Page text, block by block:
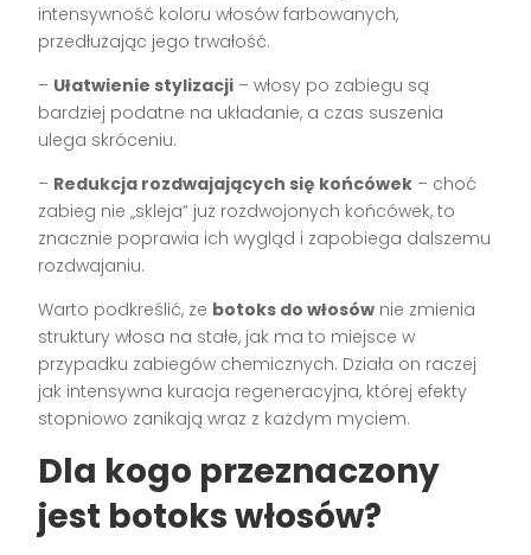
intensywność koloru włosów farbowanych,
przedłużając jego trwałość.
– Ułatwienie stylizacji – włosy po zabiegu są
bardziej podatne na układanie, a czas suszenia
ulega skróceniu.
– Redukcja rozdwajających się końcówek – choć
zabieg nie „skleja” już rozdwojonych końcówek, to
znacznie poprawia ich wygląd i zapobiega dalszemu
rozdwajaniu.
Warto podkreślić, że botoks do włosów nie zmienia
struktury włosa na stałe, jak ma to miejsce w
przypadku zabiegów chemicznych. Działa on raczej
jak intensywna kuracja regeneracyjna, której efekty
stopniowo zanikają wraz z każdym myciem.
Dla kogo przeznaczony
jest botoks włosów?